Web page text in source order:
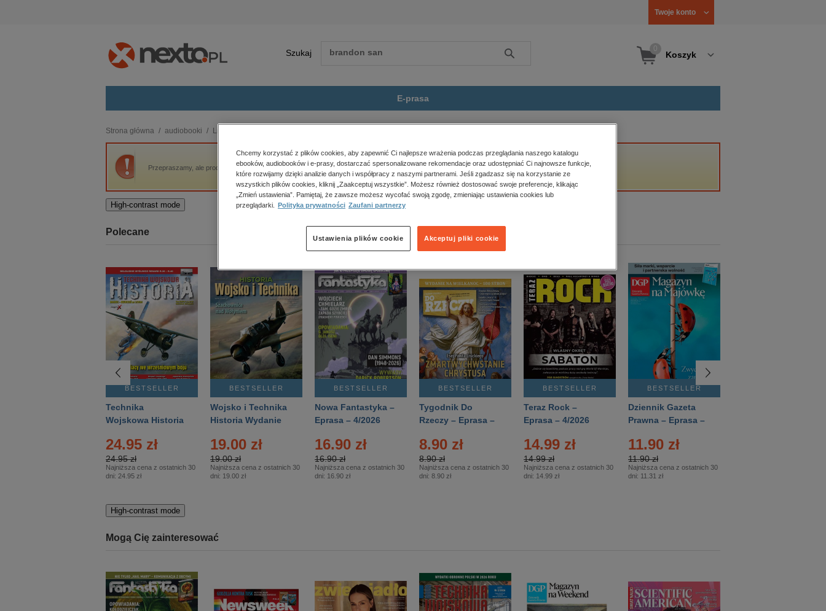
Twoje konto
Szukaj Szukaj Koszyk
E-prasa
budownictwo, aranżacja wnętrz
biznesowe, branżowe, gospodarka
darmowe wydania
edukacja
kobiece, lifestyle, kultura
polityka, społeczno-informacyjne
psychologiczne
inne
popularno-naukowe
historia
zdrowie
religie
Strona główna audiobooki Literatura piękna, beletrystyka
Przepraszamy, ale produkt „Śmiech śmiechem cz.II” nie jest dostępny.
High-contrast mode
Polecane
BESTSELLER
Technika
Wojskowa Historia
24.95 zł
24.95 zł
Najniższa cena z ostatnich 30
dni: 24.95 zł
BESTSELLER
Wojsko i Technika
Historia Wydanie
– 2/2026
19.00 zł
19.00 zł
Najniższa cena z ostatnich 30
dni: 19.00 zł
BESTSELLER
Nowa Fantastyka –
Eprasa – 4/2026
16.90 zł
16.90 zł
Najniższa cena z ostatnich 30
dni: 16.90 zł
BESTSELLER
Tygodnik Do
Rzeczy – Eprasa –
8.90 zł
8.90 zł
Najniższa cena z ostatnich 30
dni: 8.90 zł
BESTSELLER
Teraz Rock –
Eprasa – 4/2026
14.99 zł
14.99 zł
Najniższa cena z ostatnich 30
dni: 14.99 zł
BESTSELLER
Dziennik Gazeta
Prawna – Eprasa –
11.90 zł
11.90 zł
Najniższa cena z ostatnich 30
dni: 11.31 zł
High-contrast mode
Mogą Cię zainteresować
Chcemy korzystać z plików cookies, aby zapewnić Ci najlepsze wrażenia podczas przeglądania naszego katalogu
ebooków, audiobooków i e-prasy, dostarczać spersonalizowane rekomendacje oraz udostępniać Ci najnowsze funkcje,
które rozwijamy dzięki analizie danych i współpracy z naszymi partnerami. Jeśli zgadzasz się na korzystanie ze
wszystkich plików cookies, kliknij „Zaakceptuj wszystkie”. Możesz również dostosować swoje preferencje, klikając
„Zmień ustawienia”. Pamiętaj, że zawsze możesz wycofać swoją zgodę, zmieniając ustawienia cookies lub
przeglądarki.
Polityka prywatności Zaufani partnerzy
Akceptuj pliki cookie
Ustawienia plików cookie